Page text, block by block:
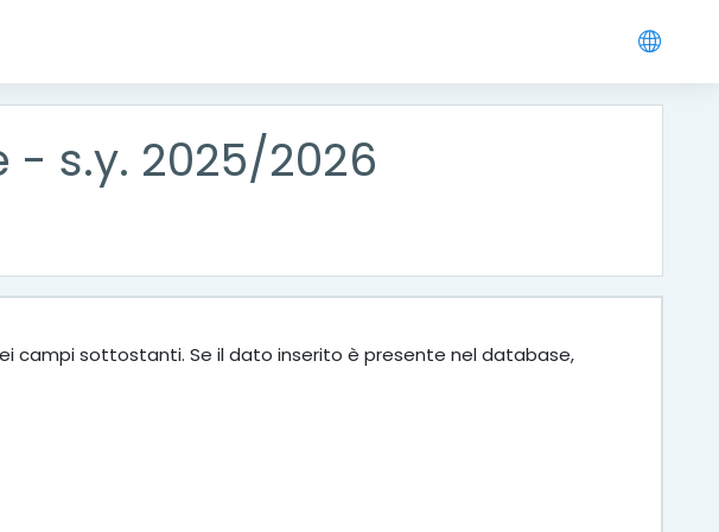
- s.y. 2025/2026
campi sottostanti. Se il dato inserito è presente nel database,